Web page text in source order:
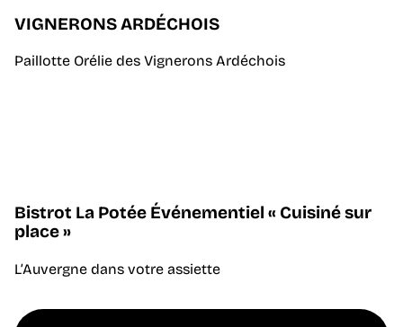
VIGNERONS ARDÉCHOIS
Paillotte Orélie des Vignerons Ardéchois
Bistrot La Potée Événementiel « Cuisiné sur
place »
L’Auvergne dans votre assiette